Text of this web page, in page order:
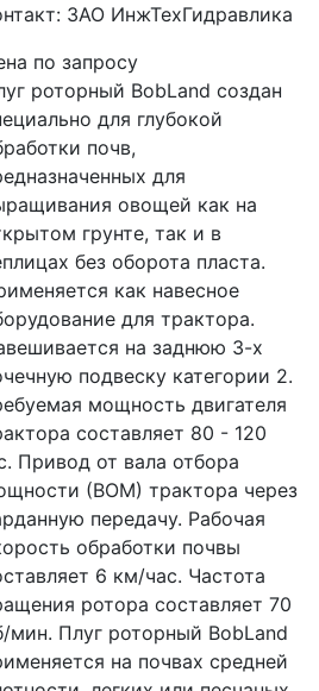
ЗАО ИнжТехГидравлика
по запросу
роторный BobLand создан
для глубокой
почв,
для
овощей как на
грунте, так и в
без оборота пласта.
как навесное
для трактора.
на заднюю 3-х
подвеску категории 2.
мощность двигателя
составляет 80 - 120
Привод от вала отбора
(ВОМ) трактора через
передачу. Рабочая
обработки почвы
6 км/час. Частота
ротора составляет 70
мин. Плуг роторный BobLand
на почвах средней